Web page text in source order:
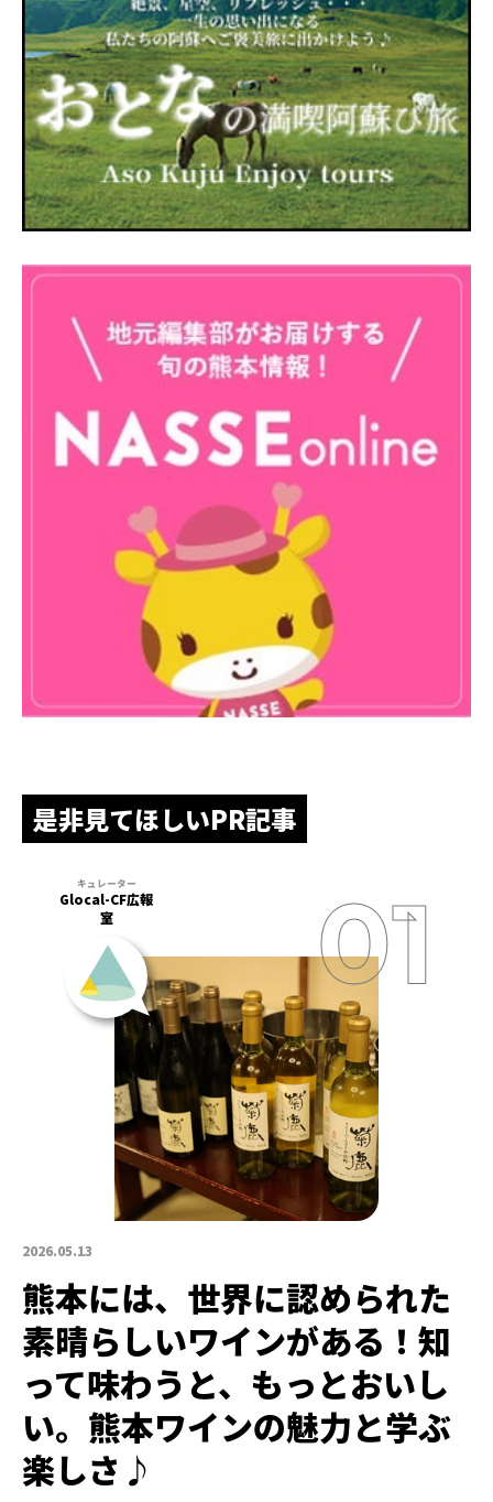
是非見てほしいPR記事
2026.05.13
Glocal-CF広報
室
熊本には、世界に認められた
素晴らしいワインがある！知
って味わうと、もっとおいし
い。熊本ワインの魅力と学ぶ
楽しさ♪